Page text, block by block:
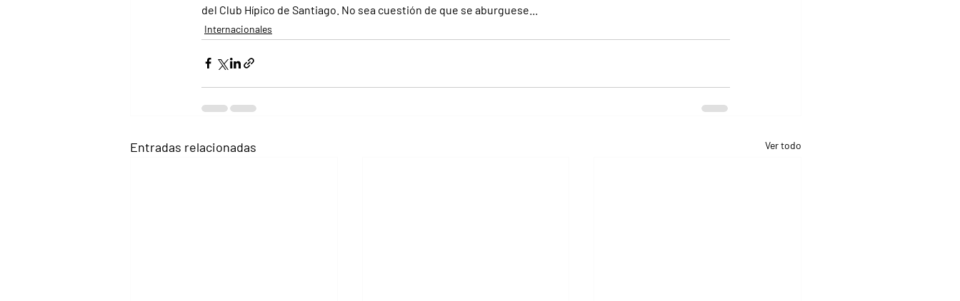
del Club Hípico de Santiago. No sea cuestión de que se aburguese...
Internacionales
Entradas relacionadas Ver todo